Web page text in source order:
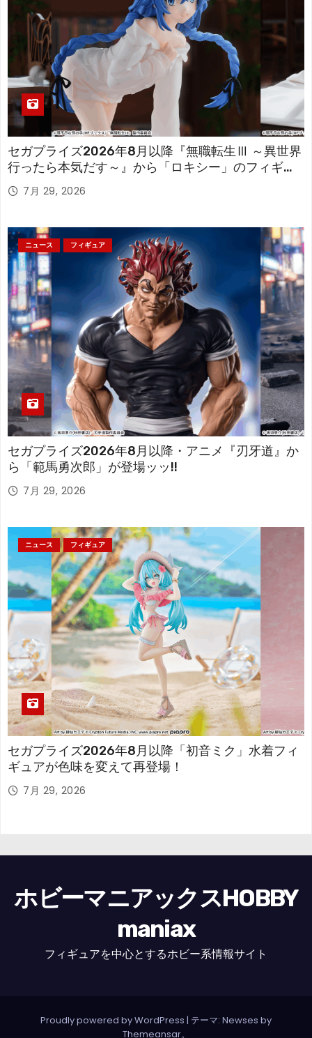
セガプライズ2026年8月以降『無職転生Ⅲ ～異世界
行ったら本気だす～』から「ロキシー」のフィギュ
アが登場！
7月 29, 2026
ニュース フィギュア
セガプライズ2026年8月以降・アニメ『刃牙道』か
ら「範馬勇次郎」が登場ッッ!!
7月 29, 2026
ニュース フィギュア
セガプライズ2026年8月以降「初音ミク」水着フィ
ギュアが色味を変えて再登場！
7月 29, 2026
ホビーマニアックスHOBBY
maniax
フィギュアを中心とするホビー系情報サイト
Proudly powered by WordPress | テーマ: Newses by
Themeansar。